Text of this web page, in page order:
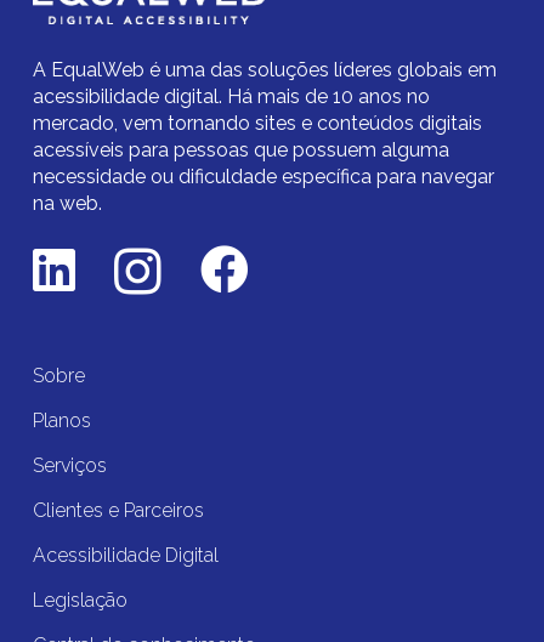
A EqualWeb é uma das soluções líderes globais em
acessibilidade digital. Há mais de 10 anos no
mercado, vem tornando sites e conteúdos digitais
acessíveis para pessoas que possuem alguma
necessidade ou dificuldade específica para navegar
na web.
Sobre
Planos
Serviços
Clientes e Parceiros
Acessibilidade Digital
Legislação